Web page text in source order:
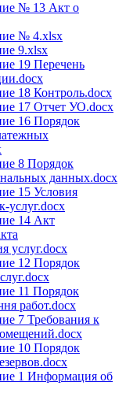
№ 13 Акт о
№ 4.xlsx
9.xlsx
19 Перечень
18 Контроль.docx
17 Отчет УО.docx
16 Порядок
8 Порядок
данных.docx
15 Условия
услуг.docx
14 Акт
услуг.docx
12 Порядок
11 Порядок
работ.docx
7 Требования к
10 Порядок
1 Информация об